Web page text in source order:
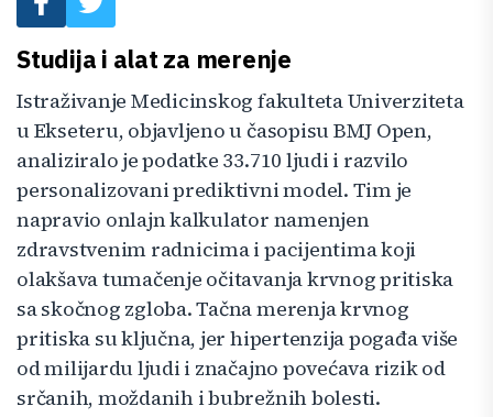
Studija i alat za merenje
Istraživanje Medicinskog fakulteta Univerziteta
u Ekseteru, objavljeno u časopisu BMJ Open,
analiziralo je podatke 33.710 ljudi i razvilo
personalizovani prediktivni model. Tim je
napravio onlajn kalkulator namenjen
zdravstvenim radnicima i pacijentima koji
olakšava tumačenje očitavanja krvnog pritiska
sa skočnog zgloba. Tačna merenja krvnog
pritiska su ključna, jer hipertenzija pogađa više
od milijardu ljudi i značajno povećava rizik od
srčanih, moždanih i bubrežnih bolesti.